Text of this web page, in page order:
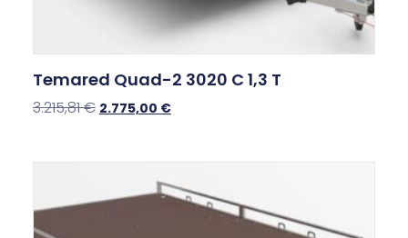
Temared Quad-2 3020 C 1,3 T
3.215,81€ 2.775,00 €